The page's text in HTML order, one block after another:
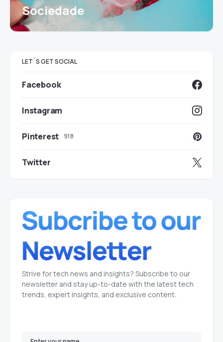
Sociedade
LET`S GET SOCIAL
Facebook
Instagram
Pinterest 918
Twitter
Strive for tech news and insights? Subscribe to our
newsletter and stay up-to-date with the latest tech
trends, expert insights, and exclusive content.